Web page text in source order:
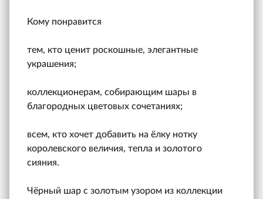
Кому понравится
тем, кто ценит роскошные, элегантные
украшения;
коллекционерам, собирающим шары в
благородных цветовых сочетаниях;
всем, кто хочет добавить на ёлку нотку
королевского величия, тепла и золотого
сияния.
Чёрный шар с золотым узором из коллекции